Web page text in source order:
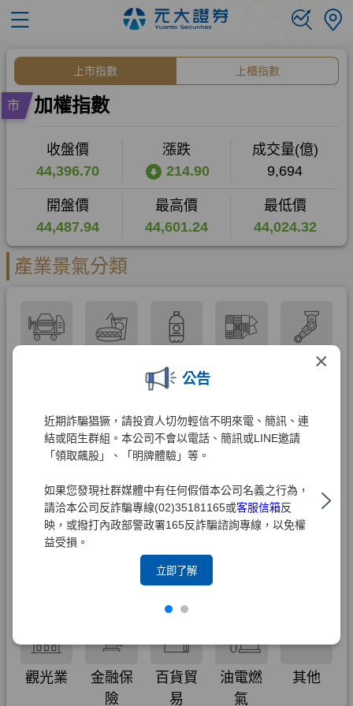
×
公告
近期詐騙猖獗，請投資人切勿輕信不明來電、簡訊、連
結或陌生群組。本公司不會以電話、簡訊或LINE邀請
「領取飆股」、「明牌體驗」等。
如果您發現社群媒體中有任何假借本公司名義之行為，
請洽本公司反詐騙專線(02)35181165或客服信箱反
映，或撥打內政部警政署165反詐騙諮詢專線，以免權
益受損。
立即了解